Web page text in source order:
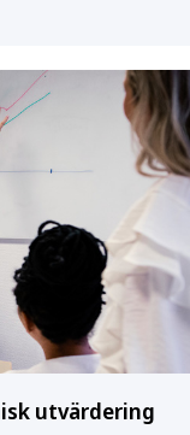
utvärdering